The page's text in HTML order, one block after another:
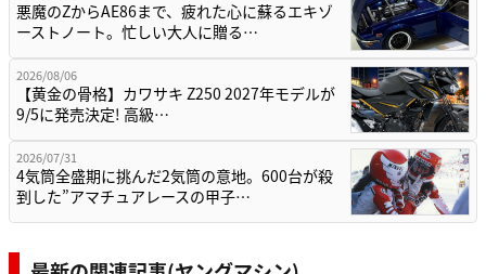
悪魔のZからAE86まで、疲れた心に蘇るエキゾ
ーストノート。忙しい大人に贈る…
2026/08/06
【黄金の骨格】カワサキ Z250 2027年モデルが
9/5に発売決定! 高級…
2026/07/31
4気筒全盛期に挑んだ2気筒の意地。600台が殺
到した”アマチュアレースの甲子…